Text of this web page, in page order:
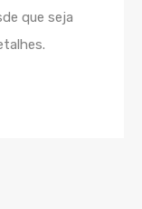
que seja